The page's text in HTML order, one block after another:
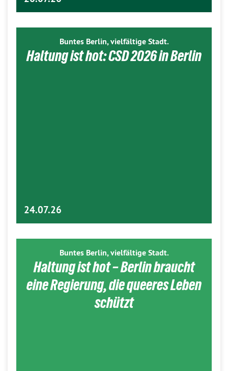
Buntes Berlin, vielfältige Stadt.
Haltung ist hot: CSD 2026 in Berlin
24.07.26
Buntes Berlin, vielfältige Stadt.
Haltung ist hot – Berlin braucht
eine Regierung, die queeres Leben
schützt